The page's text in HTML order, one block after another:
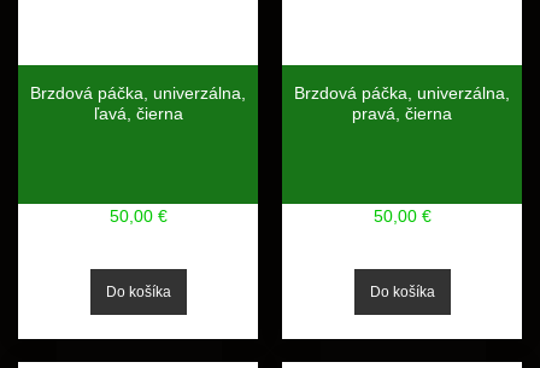
Brzdová páčka, univerzálna,
ľavá, čierna
50,00 €
Brzdová páčka, univerzálna,
pravá, čierna
50,00 €